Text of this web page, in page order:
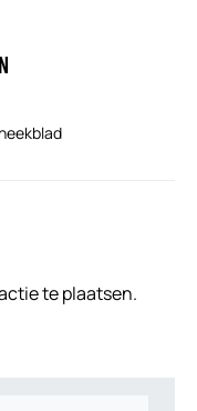
te plaatsen.